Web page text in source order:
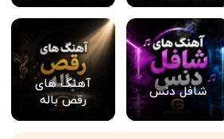
شافل دنس
آهنگ های
رقص باله